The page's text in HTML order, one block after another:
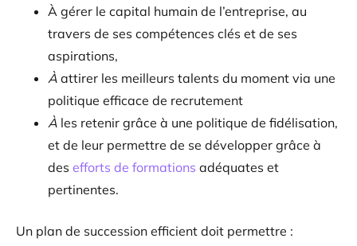
À gérer le capital humain de l’entreprise, au
travers de ses compétences clés et de ses
aspirations,
À attirer les meilleurs talents du moment via une
politique efficace de recrutement
À les retenir grâce à une politique de fidélisation,
et de leur permettre de se développer grâce à
des efforts de formations adéquates et
pertinentes.
Un plan de succession efficient doit permettre :